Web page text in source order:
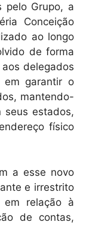
pelo Grupo, a
Conceição
ao longo
de forma
delegados
em garantir o
mantendo-
seus estados,
físico
a esse novo
e irrestrito
relação à
de contas,